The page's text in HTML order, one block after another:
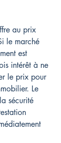
au prix
le marché
est
intérêt à ne
le prix pour
Le
sécurité